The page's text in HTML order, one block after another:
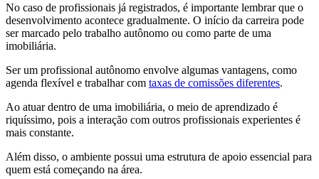
No caso de profissionais já registrados, é importante lembrar que o
desenvolvimento acontece gradualmente. O início da carreira pode
ser marcado pelo trabalho autônomo ou como parte de uma
imobiliária.
Ser um profissional autônomo envolve algumas vantagens, como
agenda flexível e trabalhar com taxas de comissões diferentes.
Ao atuar dentro de uma imobiliária, o meio de aprendizado é
riquíssimo, pois a interação com outros profissionais experientes é
mais constante.
Além disso, o ambiente possui uma estrutura de apoio essencial para
quem está começando na área.